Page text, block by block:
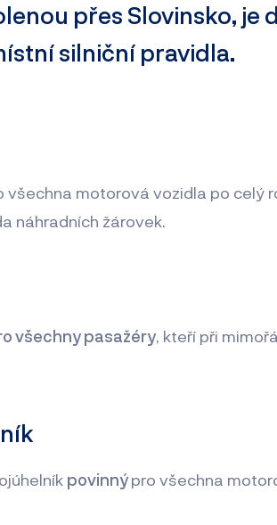
přes Slovinsko, je
silniční pravidla.
všechna motorová vozidla po celý
náhradních žárovek.
všechny pasažéry, kteří při
povinnýpro všechna